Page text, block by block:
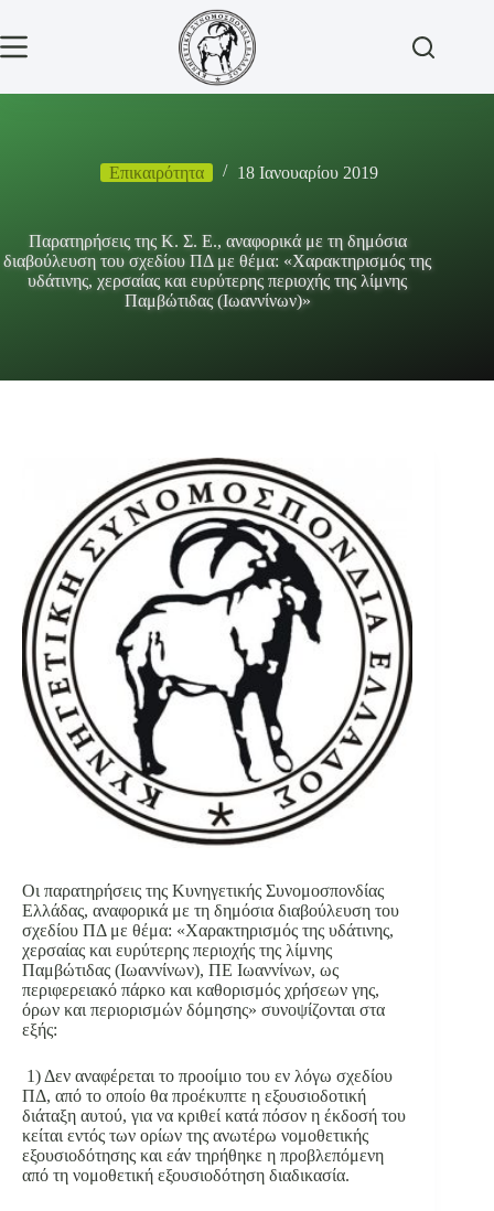
περιεχόμενο
Επικαιρότητα 18 Ιανουαρίου 2019
Παρατηρήσεις της Κ. Σ. Ε., αναφορικά με τη δημόσια
διαβούλευση του σχεδίου ΠΔ με θέμα: «Χαρακτηρισμός της
υδάτινης, χερσαίας και ευρύτερης περιοχής της λίμνης
Παμβώτιδας (Ιωαννίνων)»
Οι παρατηρήσεις της Κυνηγετικής Συνομοσπονδίας
Ελλάδας, αναφορικά με τη δημόσια διαβούλευση του
σχεδίου ΠΔ με θέμα: «Χαρακτηρισμός της υδάτινης,
χερσαίας και ευρύτερης περιοχής της λίμνης
Παμβώτιδας (Ιωαννίνων), ΠΕ Ιωαννίνων, ως
περιφερειακό πάρκο και καθορισμός χρήσεων γης,
όρων και περιορισμών δόμησης» συνοψίζονται στα
εξής:
1) Δεν αναφέρεται το προοίμιο του εν λόγω σχεδίου
ΠΔ, από το οποίο θα προέκυπτε η εξουσιοδοτική
διάταξη αυτού, για να κριθεί κατά πόσον η έκδοσή του
κείται εντός των ορίων της ανωτέρω νομοθετικής
εξουσιοδότησης και εάν τηρήθηκε η προβλεπόμενη
από τη νομοθετική εξουσιοδότηση διαδικασία.